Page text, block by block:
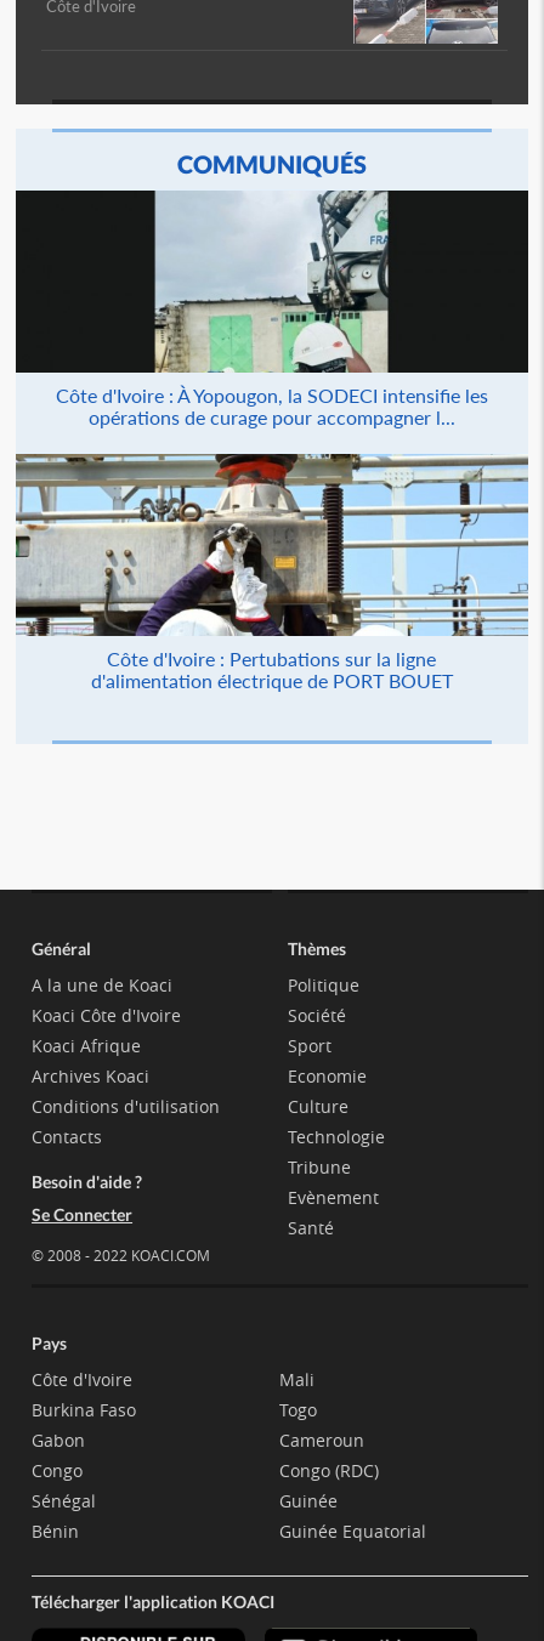
Côte d'Ivoire
COMMUNIQUÉS
Côte d'Ivoire : À Yopougon, la SODECI intensifie les
opérations de curage pour accompagner l...
Côte d'Ivoire : Pertubations sur la ligne
d'alimentation électrique de PORT BOUET
Général
A la une de Koaci
Koaci Côte d'Ivoire
Koaci Afrique
Archives Koaci
Conditions d'utilisation
Contacts
Besoin d'aide ?
Se Connecter
© 2008 - 2022 KOACI.COM
Thèmes
Politique
Société
Sport
Economie
Culture
Technologie
Tribune
Evènement
Santé
Pays
Côte d'Ivoire
Burkina Faso
Gabon
Congo
Sénégal
Bénin
Mali
Togo
Cameroun
Congo (RDC)
Guinée
Guinée Equatorial
Télécharger l'application KOACI